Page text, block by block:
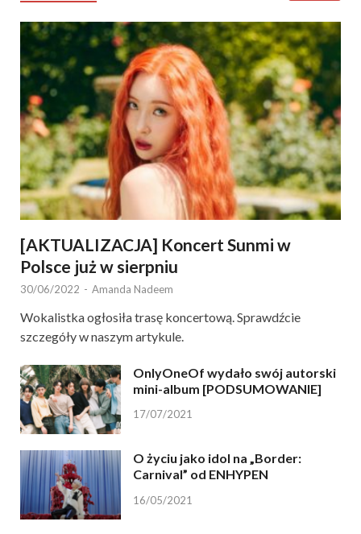
[AKTUALIZACJA] Koncert Sunmi w
Polsce już w sierpniu
30/06/2022 - Amanda Nadeem
Wokalistka ogłosiła trasę koncertową. Sprawdźcie
szczegóły w naszym artykule.
OnlyOneOf wydało swój autorski
mini-album [PODSUMOWANIE]
17/07/2021
O życiu jako idol na „Border:
Carnival” od ENHYPEN
16/05/2021